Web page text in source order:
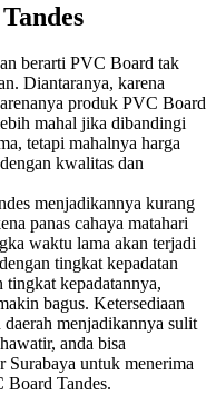
berarti PVC Board tak
Diantaranya, karena
produk PVC Board
mahal jika dibandingi
tetapi mahalnya harga
kwalitas dan
menjadikannya kurang
panas cahaya matahari
waktu lama akan terjadi
tingkat kepadatan
kepadatannya,
bagus. Ketersediaan
menjadikannya sulit
anda bisa
untuk menerima
Board Tandes.